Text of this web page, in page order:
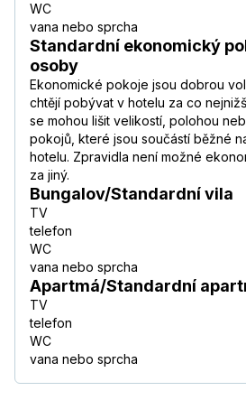
WC
vana nebo sprcha
Standardní ekonomický
osoby
Ekonomické pokoje jsou dobrou
chtějí pobývat v hotelu za co
se mohou lišit velikostí, polohou
pokojů, které jsou součástí běžné
hotelu. Zpravidla není možné
za jiný.
Bungalov/Standardní vila
TV
telefon
WC
vana nebo sprcha
Apartmá/Standardní
TV
telefon
WC
vana nebo sprcha